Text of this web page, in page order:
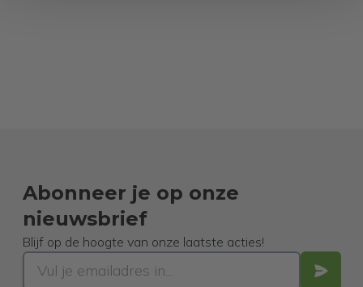
Abonneer je op onze
nieuwsbrief
Blijf op de hoogte van onze laatste acties!